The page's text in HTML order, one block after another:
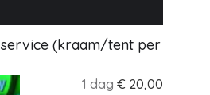
(kraam/tent per
1 dag € 20,00